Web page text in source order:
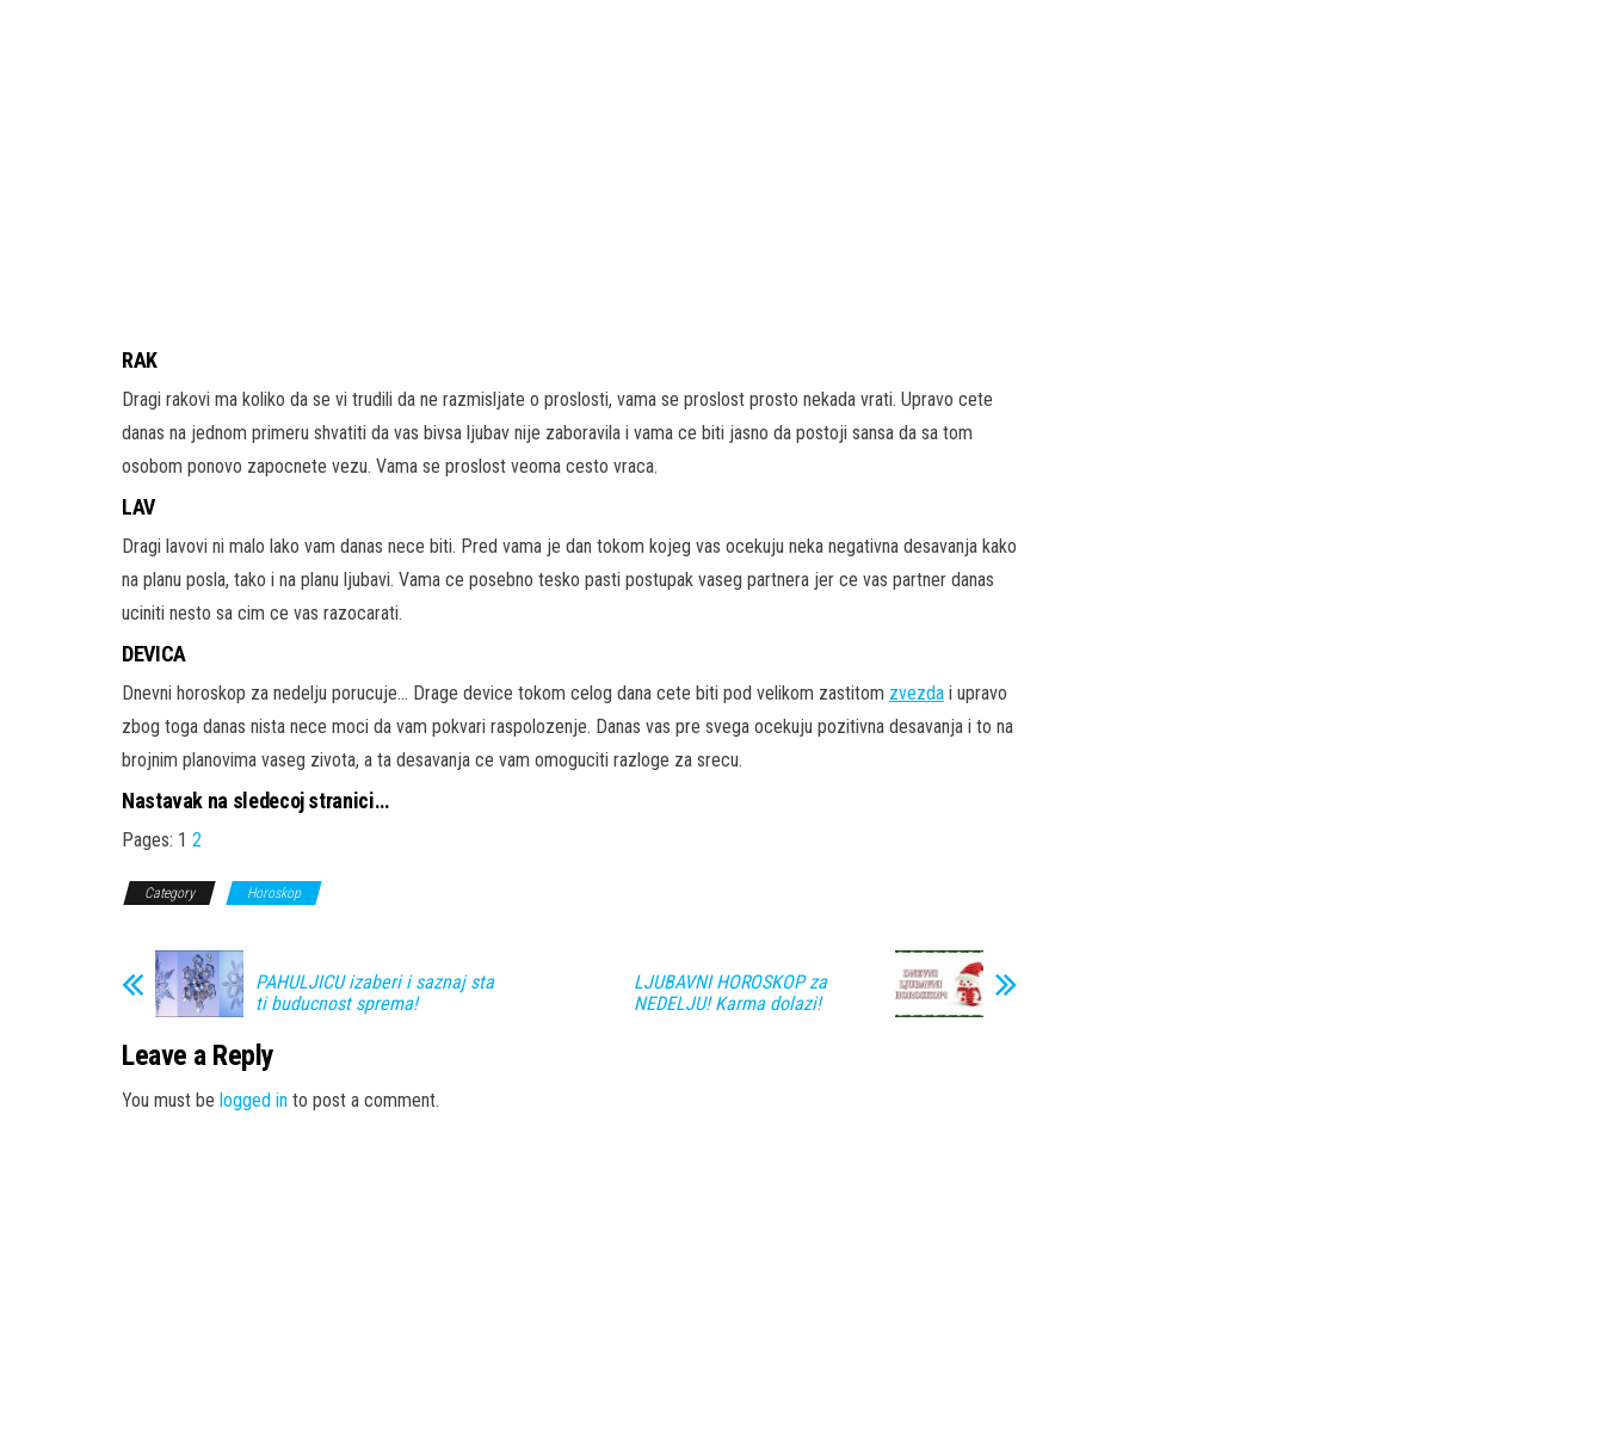
RAK
Dragi rakovi ma koliko da se vi trudili da ne razmisljate o proslosti, vama se proslost prosto nekada vrati. Upravo cete
danas na jednom primeru shvatiti da vas bivsa ljubav nije zaboravila i vama ce biti jasno da postoji sansa da sa tom
osobom ponovo zapocnete vezu. Vama se proslost veoma cesto vraca.
LAV
Dragi lavovi ni malo lako vam danas nece biti. Pred vama je dan tokom kojeg vas ocekuju neka negativna desavanja kako
na planu posla, tako i na planu ljubavi. Vama ce posebno tesko pasti postupak vaseg partnera jer ce vas partner danas
uciniti nesto sa cim ce vas razocarati.
DEVICA
Dnevni horoskop za nedelju porucuje… Drage device tokom celog dana cete biti pod velikom zastitom zvezda i upravo
zbog toga danas nista nece moci da vam pokvari raspolozenje. Danas vas pre svega ocekuju pozitivna desavanja i to na
brojnim planovima vaseg zivota, a ta desavanja ce vam omoguciti razloge za srecu.
Nastavak na sledecoj stranici…
Pages: 1 2
Category Horoskop
PAHULJICU izaberi i saznaj sta
ti buducnost sprema!
LJUBAVNI HOROSKOP za
NEDELJU! Karma dolazi!
Leave a Reply
You must be logged in to post a comment.